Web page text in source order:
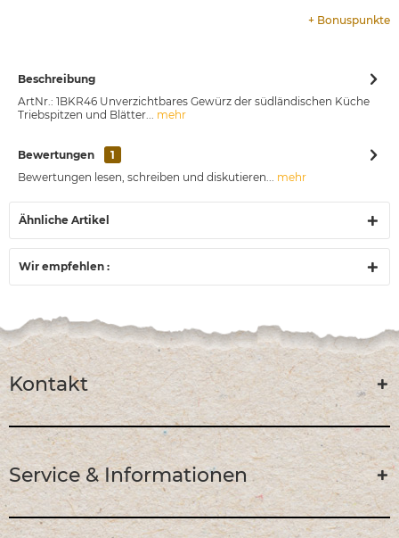
+ Bonuspunkte
Beschreibung
ArtNr.: 1BKR46 Unverzichtbares Gewürz der südländischen Küche
Triebspitzen und Blätter... mehr
Bewertungen
1
Bewertungen lesen, schreiben und diskutieren... mehr
Ähnliche Artikel
Wir empfehlen :
Kontakt
Service & Informationen